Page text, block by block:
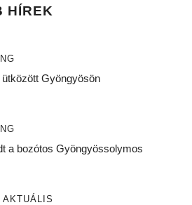
HÍREK
ütközött Gyöngyösön
a bozótos Gyöngyössolymos
AKTUÁLIS